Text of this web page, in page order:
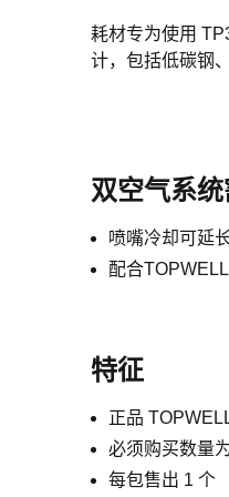
耗材专为使用
计，包括低碳钢
双空气系
喷嘴冷却可延
配合
特征
正品
必须购买数量
每包售出 1 个